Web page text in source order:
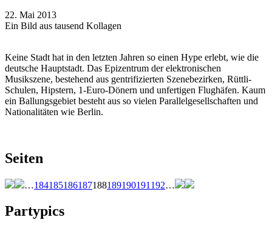
22. Mai 2013
Ein Bild aus tausend Kollagen
Keine Stadt hat in den letzten Jahren so einen Hype erlebt, wie die
deutsche Hauptstadt. Das Epizentrum der elektronischen
Musikszene, bestehend aus gentrifizierten Szenebezirken, Rüttli-
Schulen, Hipstern, 1-Euro-Dönern und unfertigen Flughäfen. Kaum
ein Ballungsgebiet besteht aus so vielen Parallelgesellschaften und
Nationalitäten wie Berlin.
Seiten
…184185186187188189190191 192…
Partypics